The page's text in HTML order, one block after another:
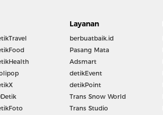
Layanan
berbuatbaik.id
Pasang Mata
Adsmart
detikEvent
detikPoint
Trans Snow World
Trans Studio